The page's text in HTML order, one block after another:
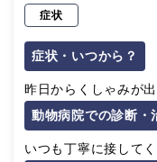
症状
症状・いつから？
昨日からくしゃみが
動物病院での診断・
いつも丁寧に接して